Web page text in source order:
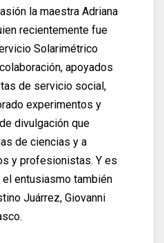
la maestra Adriana
recientemente fue
Solarimétrico
apoyados
de servicio social,
experimentos y
divulgación que
de ciencias y a
y profesionistas. Y es
entusiasmo también
Juárrez, Giovanni